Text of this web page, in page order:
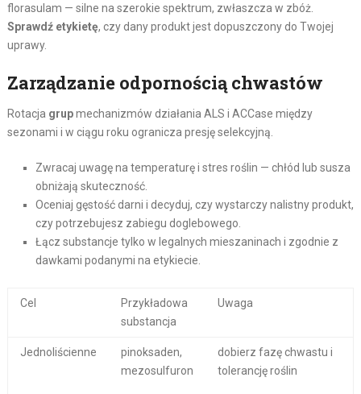
florasulam — silne na szerokie spektrum, zwłaszcza w zbóż.
Sprawdź etykietę, czy dany produkt jest dopuszczony do Twojej
uprawy.
Zarządzanie odpornością chwastów
Rotacja grupmechanizmów działania ALS i ACCase między
sezonami i w ciągu roku ogranicza presję selekcyjną.
Zwracaj uwagę na temperaturę i stres roślin — chłód lub susza
obniżają skuteczność.
Oceniaj gęstość darni i decyduj, czy wystarczy nalistny produkt,
czy potrzebujesz zabiegu doglebowego.
Łącz substancje tylko w legalnych mieszaninach i zgodnie z
dawkami podanymi na etykiecie.
Cel
Przykładowa
substancja
Uwaga
Jednoliścienne
pinoksaden,
mezosulfuron
dobierz fazę chwastu i
tolerancję roślin